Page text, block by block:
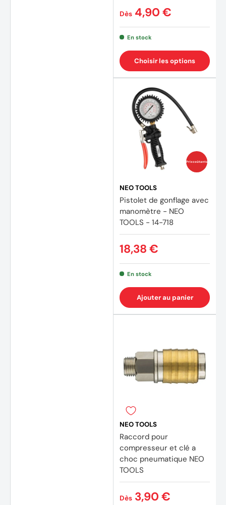
Dès 4,90 €
En stock
Choisir les options
Prix coûtants
NEO TOOLS
Pistolet de gonflage avec
manomètre - NEO
TOOLS - 14-718
18,38 €
En stock
Ajouter au panier
NEO TOOLS
Raccord pour
compresseur et clé a
choc pneumatique NEO
TOOLS
Dès 3,90 €